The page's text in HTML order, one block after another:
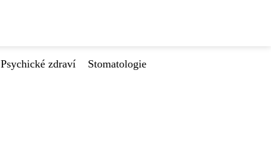
Psychické zdraví
Stomatologie